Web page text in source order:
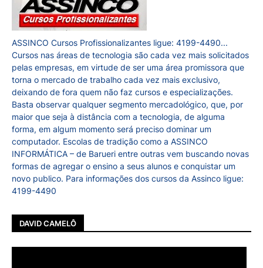
ASSINCO Cursos Profissionalizantes ligue: 4199-4490...
Cursos nas áreas de tecnologia são cada vez mais solicitados
pelas empresas, em virtude de ser uma área promissora que
torna o mercado de trabalho cada vez mais exclusivo,
deixando de fora quem não faz cursos e especializações.
Basta observar qualquer segmento mercadológico, que, por
maior que seja à distância com a tecnologia, de alguma
forma, em algum momento será preciso dominar um
computador. Escolas de tradição como a ASSINCO
INFORMÁTICA – de Barueri entre outras vem buscando novas
formas de agregar o ensino a seus alunos e conquistar um
novo publico. Para informações dos cursos da Assinco ligue:
4199-4490
DAVID CAMELÔ